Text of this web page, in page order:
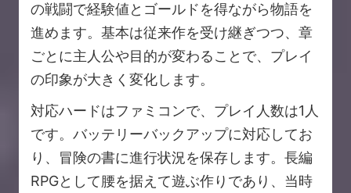
の戦闘で経験値とゴールドを得ながら物語を
進めます。基本は従来作を受け継ぎつつ、章
ごとに主人公や目的が変わることで、プレイ
の印象が大きく変化します。
対応ハードはファミコンで、プレイ人数は1人
です。バッテリーバックアップに対応してお
り、冒険の書に進行状況を保存します。長編
RPGとして腰を据えて遊ぶ作りであり、当時